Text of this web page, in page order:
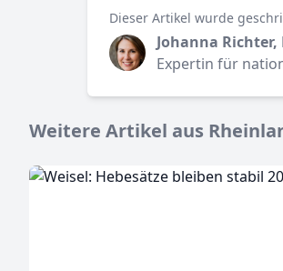
Dieser Artikel wurde
Johanna
Expertin für
Weitere Artikel aus